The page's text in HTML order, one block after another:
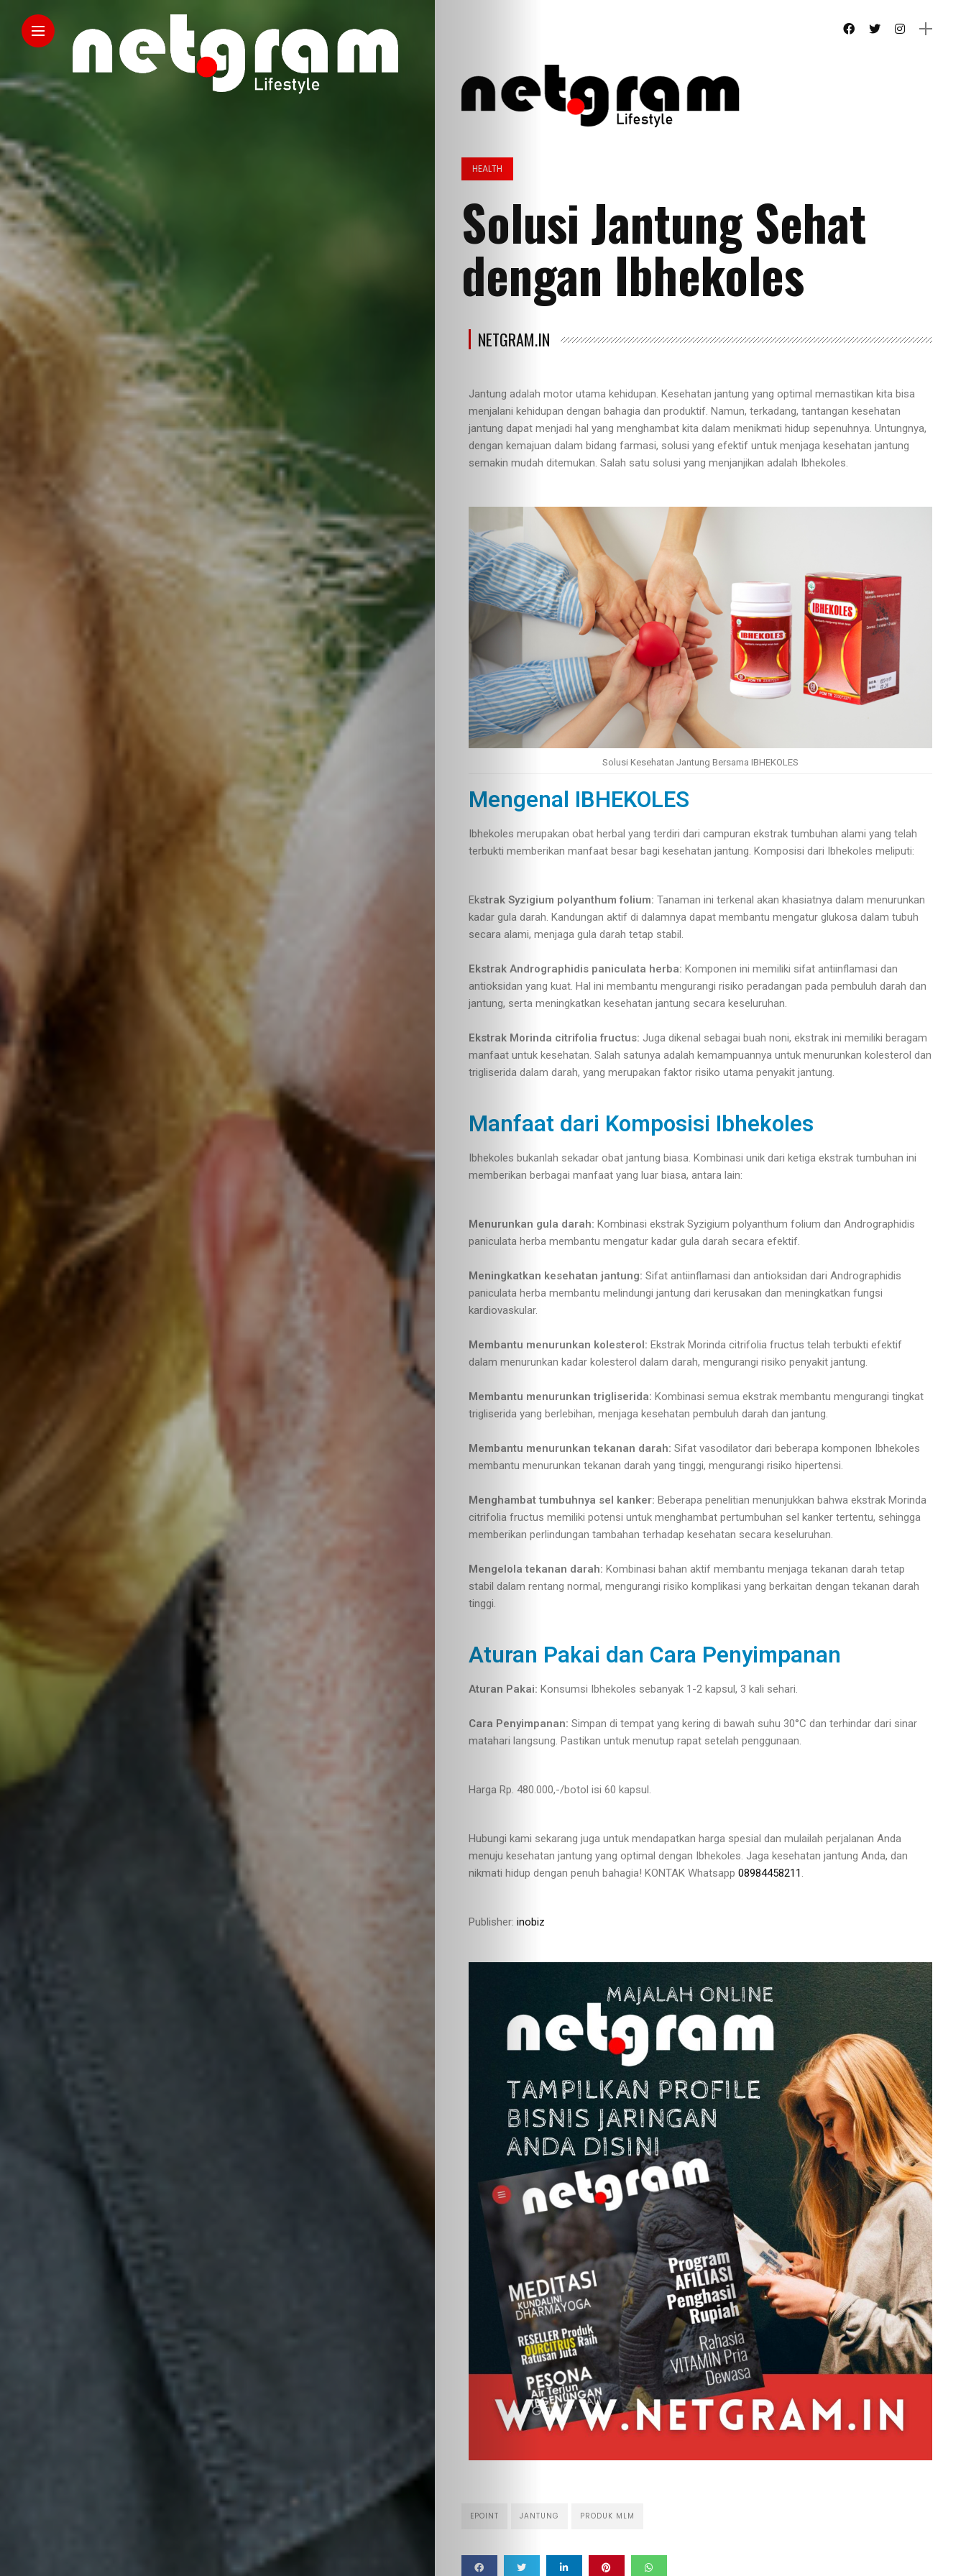
Lifestyle
Travelling
Health
Food
&
Drink
Crypto
Currency
Tentang
Kami
Kontak
HEALTH
Solusi Jantung Sehat
dengan Ibhekoles
NETGRAM.IN
Jantung adalah motor utama kehidupan. Kesehatan jantung yang optimal memastikan kita bisa
menjalani kehidupan dengan bahagia dan produktif. Namun, terkadang, tantangan kesehatan
jantung dapat menjadi hal yang menghambat kita dalam menikmati hidup sepenuhnya. Untungnya,
dengan kemajuan dalam bidang farmasi, solusi yang efektif untuk menjaga kesehatan jantung
semakin mudah ditemukan. Salah satu solusi yang menjanjikan adalah Ibhekoles.
Solusi Kesehatan Jantung Bersama IBHEKOLES
Mengenal IBHEKOLES
Ibhekoles merupakan obat herbal yang terdiri dari campuran ekstrak tumbuhan alami yang telah
terbukti memberikan manfaat besar bagi kesehatan jantung. Komposisi dari Ibhekoles meliputi:
Ekstrak Syzigium polyanthum folium: Tanaman ini terkenal akan khasiatnya dalam menurunkan
kadar gula darah. Kandungan aktif di dalamnya dapat membantu mengatur glukosa dalam tubuh
secara alami, menjaga gula darah tetap stabil.
Ekstrak Andrographidis paniculata herba: Komponen ini memiliki sifat antiinflamasi dan
antioksidan yang kuat. Hal ini membantu mengurangi risiko peradangan pada pembuluh darah dan
jantung, serta meningkatkan kesehatan jantung secara keseluruhan.
Ekstrak Morinda citrifolia fructus: Juga dikenal sebagai buah noni, ekstrak ini memiliki beragam
manfaat untuk kesehatan. Salah satunya adalah kemampuannya untuk menurunkan kolesterol dan
trigliserida dalam darah, yang merupakan faktor risiko utama penyakit jantung.
Manfaat dari Komposisi Ibhekoles
Ibhekoles bukanlah sekadar obat jantung biasa. Kombinasi unik dari ketiga ekstrak tumbuhan ini
memberikan berbagai manfaat yang luar biasa, antara lain:
Menurunkan gula darah: Kombinasi ekstrak Syzigium polyanthum folium dan Andrographidis
paniculata herba membantu mengatur kadar gula darah secara efektif.
Meningkatkan kesehatan jantung: Sifat antiinflamasi dan antioksidan dari Andrographidis
paniculata herba membantu melindungi jantung dari kerusakan dan meningkatkan fungsi
kardiovaskular.
Membantu menurunkan kolesterol: Ekstrak Morinda citrifolia fructus telah terbukti efektif
dalam menurunkan kadar kolesterol dalam darah, mengurangi risiko penyakit jantung.
Membantu menurunkan trigliserida: Kombinasi semua ekstrak membantu mengurangi tingkat
trigliserida yang berlebihan, menjaga kesehatan pembuluh darah dan jantung.
Membantu menurunkan tekanan darah: Sifat vasodilator dari beberapa komponen Ibhekoles
membantu menurunkan tekanan darah yang tinggi, mengurangi risiko hipertensi.
Menghambat tumbuhnya sel kanker: Beberapa penelitian menunjukkan bahwa ekstrak Morinda
citrifolia fructus memiliki potensi untuk menghambat pertumbuhan sel kanker tertentu, sehingga
memberikan perlindungan tambahan terhadap kesehatan secara keseluruhan.
Mengelola tekanan darah: Kombinasi bahan aktif membantu menjaga tekanan darah tetap
stabil dalam rentang normal, mengurangi risiko komplikasi yang berkaitan dengan tekanan darah
tinggi.
Aturan Pakai dan Cara Penyimpanan
Aturan Pakai: Konsumsi Ibhekoles sebanyak 1-2 kapsul, 3 kali sehari.
Cara Penyimpanan: Simpan di tempat yang kering di bawah suhu 30°C dan terhindar dari sinar
matahari langsung. Pastikan untuk menutup rapat setelah penggunaan.
Harga Rp. 480.000,-/botol isi 60 kapsul.
Hubungi kami sekarang juga untuk mendapatkan harga spesial dan mulailah perjalanan Anda
menuju kesehatan jantung yang optimal dengan Ibhekoles. Jaga kesehatan jantung Anda, dan
nikmati hidup dengan penuh bahagia! KONTAK Whatsapp 08984458211 .
Publisher: inobiz
EPOINT JANTUNG PRODUK MLM